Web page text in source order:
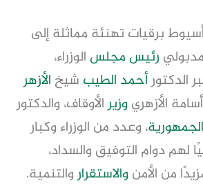
برقيات تهنئة مماثلة إلى
رئيس مجلس الوزراء،
الدكتورأحمد الطيب شيخ الأزهر
الأزهريوزيرالأوقاف، والدكتور
، وعدد من الوزراء وكبار
لهم دوام التوفيق والسداد،
من الأمنوالاستقراروالتنمية.